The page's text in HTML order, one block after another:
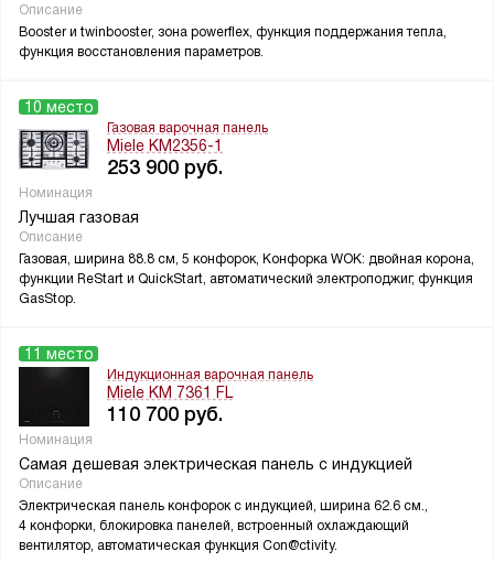
Описание
Booster и twinbooster, зона powerflex, функция поддержания тепла,
функция восстановления параметров.
10 место
Газовая варочная панель
Miele KM2356-1
253 900 руб.
Номинация
Лучшая газовая
Описание
Газовая, ширина 88.8 см, 5 конфорок, Конфорка WOK: двойная корона,
функции ReStart и QuickStart, автоматический электроподжиг, функция
GasStop.
11 место
Индукционная варочная панель
Miele KM 7361 FL
110 700 руб.
Номинация
Самая дешевая электрическая панель с индукцией
Описание
Электрическая панель конфорок с индукцией, ширина 62.6 см.,
4 конфорки, блокировка панелей, встроенный охлаждающий
вентилятор, автоматическая функция Con@ctivity.